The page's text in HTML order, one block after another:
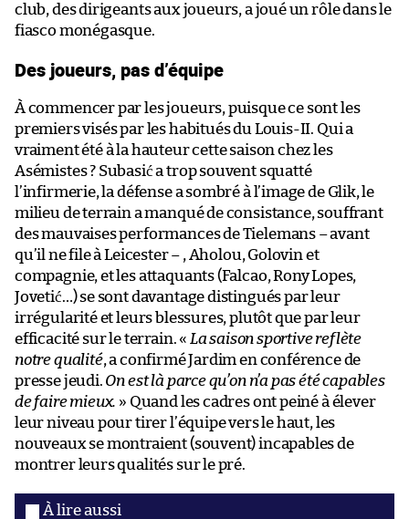
club, des dirigeants aux joueurs, a joué un rôle dans le
fiasco monégasque.
Des joueurs, pas d’équipe
À commencer par les joueurs, puisque ce sont les
premiers visés par les habitués du Louis-II. Qui a
vraiment été à la hauteur cette saison chez les
Asémistes ? Subasić a trop souvent squatté
l’infirmerie, la défense a sombré à l’image de Glik, le
milieu de terrain a manqué de consistance, souffrant
des mauvaises performances de Tielemans – avant
qu’il ne file à Leicester – , Aholou, Golovin et
compagnie, et les attaquants (Falcao, Rony Lopes,
Jovetić…) se sont davantage distingués par leur
irrégularité et leurs blessures, plutôt que par leur
efficacité sur le terrain. « La saison sportive reflète
notre qualité, a confirmé Jardim en conférence de
presse jeudi. On est là parce qu’on n’a pas été capables
de faire mieux. » Quand les cadres ont peiné à élever
leur niveau pour tirer l’équipe vers le haut, les
nouveaux se montraient (souvent) incapables de
montrer leurs qualités sur le pré.